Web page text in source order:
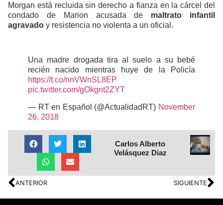
Morgan está recluida sin derecho a fianza en la cárcel del
condado de Marion acusada de maltrato infantil
agravado y resistencia no violenta a un oficial.
Una madre drogada tira al suelo a su bebé
recién nacido mientras huye de la Policía
https://t.co/nnVWnSL8EP
pic.twitter.com/gOkgnt2ZYT
— RT en Español (@ActualidadRT) November
26, 2018
Carlos Alberto
Velásquez Diaz
ANTERIOR SIGUIENTE